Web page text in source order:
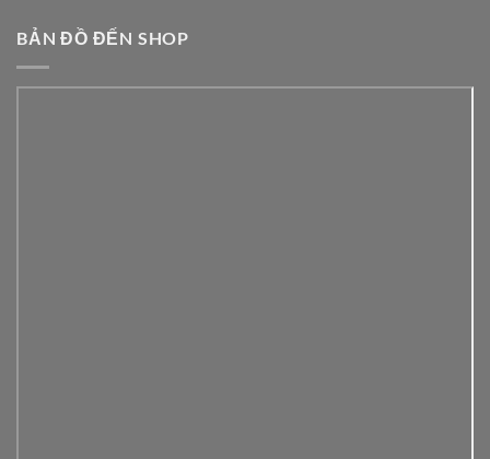
BẢN ĐỒ ĐẾN SHOP